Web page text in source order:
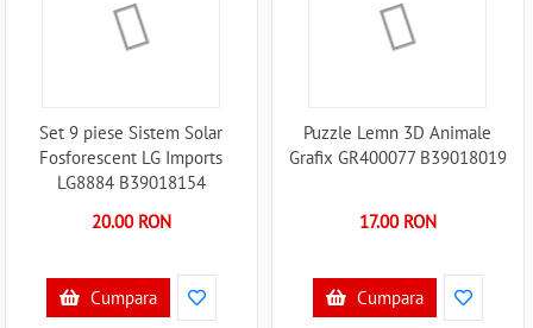
Set 9 piese Sistem Solar
Fosforescent LG Imports
LG8884 B39018154
20.00 RON
Cumpara
Puzzle Lemn 3D Animale
Grafix GR400077 B39018019
17.00 RON
Cumpara